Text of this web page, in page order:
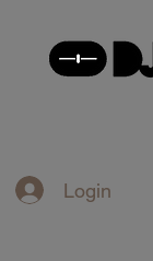
Login